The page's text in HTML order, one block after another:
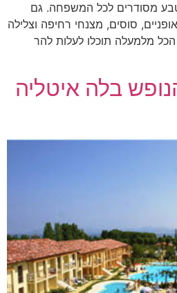
מסודרים לכל המשפחה. גם
סוסים, מצנחי רחיפה וצלילה
מלמעלה תוכלו לעלות להר
בלה איטליה